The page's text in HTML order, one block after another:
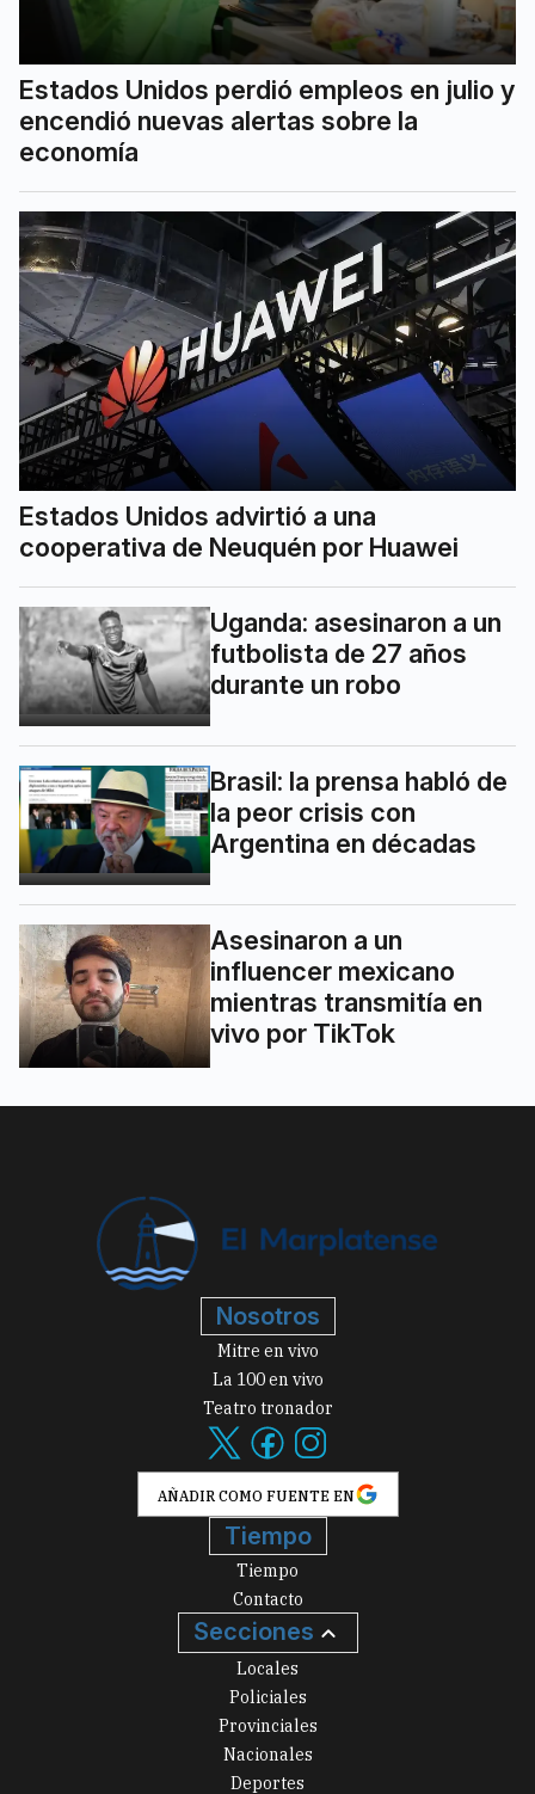
Estados Unidos perdió empleos en julio y
encendió nuevas alertas sobre la
economía
Estados Unidos advirtió a una
cooperativa de Neuquén por Huawei
Uganda: asesinaron a un
futbolista de 27 años
durante un robo
Brasil: la prensa habló de
la peor crisis con
Argentina en décadas
Asesinaron a un
influencer mexicano
mientras transmitía en
vivo por TikTok
Nosotros
Mitre en vivo
La 100 en vivo
Teatro tronador
AÑADIR COMO FUENTE EN
Tiempo
Tiempo
Contacto
Secciones
Locales
Policiales
Provinciales
Nacionales
Deportes